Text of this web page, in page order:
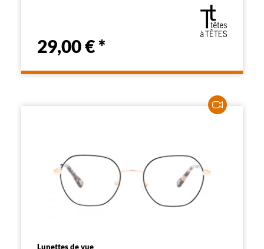
29,00 €*
Lunettes de vue